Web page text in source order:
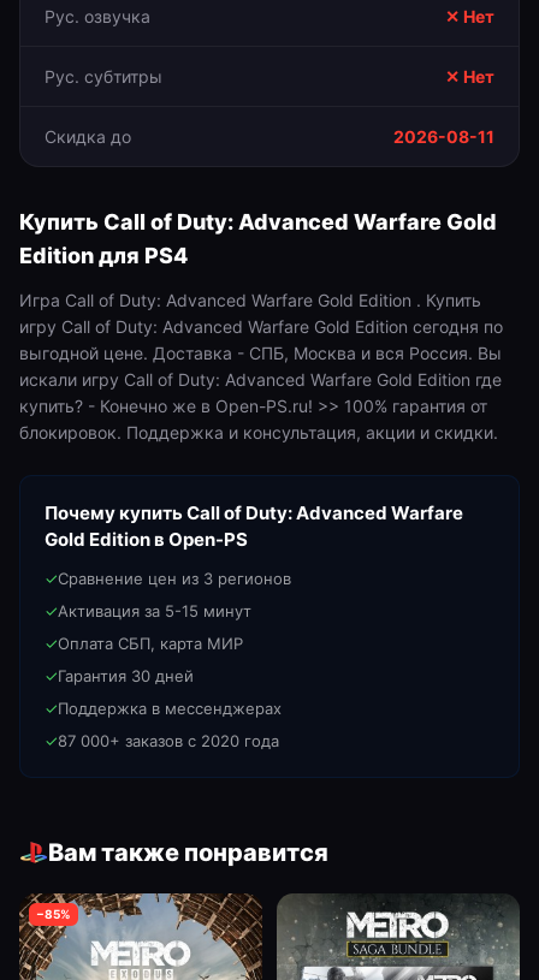
Рус. озвучка ✕ Нет
Рус. субтитры ✕ Нет
Скидка до 2026-08-11
Купить Call of Duty: Advanced Warfare Gold
Editionдля PS4
Игра Call of Duty: Advanced Warfare Gold Edition . Купить
игру Call of Duty: Advanced Warfare Gold Edition сегодня по
выгодной цене. Доставка - СПБ, Москва и вся Россия. Вы
искали игру Call of Duty: Advanced Warfare Gold Edition где
купить? - Конечно же в Open-PS.ru! >> 100% гарантия от
блокировок. Поддержка и консультация, акции и скидки.
Почему купитьCall of Duty: Advanced Warfare
Gold Editionв Open-PS
✓Сравнение цен из 3 регионов
✓Активация за 5-15 минут
✓Оплата СБП, карта МИР
✓Гарантия 30 дней
✓Поддержка в мессенджерах
✓87 000+ заказов с 2020 года
Вам также понравится
−85%